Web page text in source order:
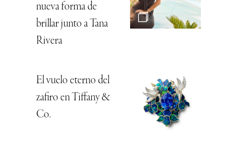
nueva forma de
brillar junto a Tana
Rivera
El vuelo eterno del
zafiro en Tiffany &
Co.